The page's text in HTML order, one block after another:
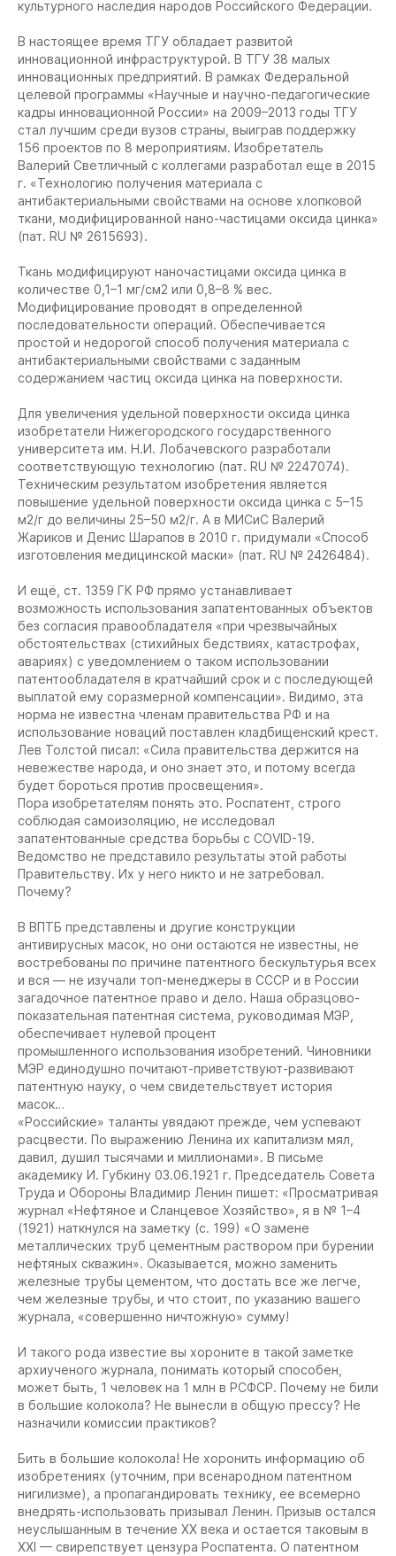
культурного наследия народов Российского Федерации.
В настоящее время ТГУ обладает развитой
инновационной инфраструктурой. В ТГУ 38 малых
инновационных предприятий. В рамках Федеральной
целевой программы «Научные и научно-педагогические
кадры инновационной России» на 2009–2013 годы ТГУ
стал лучшим среди вузов страны, выиграв поддержку
156 проектов по 8 мероприятиям. Изобретатель
Валерий Светличный с коллегами разработал еще в 2015
г. «Технологию получения материала с
антибактериальными свойствами на основе хлопковой
ткани, модифицированной нано-частицами оксида цинка»
(пат. RU № 2615693).
Ткань модифицируют наночастицами оксида цинка в
количестве 0,1–1 мг/см2 или 0,8–8 % вес.
Модифицирование проводят в определенной
последовательности операций. Обеспечивается
простой и недорогой способ получения материала с
антибактериальными свойствами с заданным
содержанием частиц оксида цинка на поверхности.
Для увеличения удельной поверхности оксида цинка
изобретатели Нижегородского государственного
университета им. Н.И. Лобачевского разработали
соответствующую технологию (пат. RU № 2247074).
Техническим результатом изобретения является
повышение удельной поверхности оксида цинка с 5–15
м2/г до величины 25–50 м2/г. А в МИСиС Валерий
Жариков и Денис Шарапов в 2010 г. придумали «Способ
изготовления медицинской маски» (пат. RU № 2426484).
И ещё, ст. 1359 ГК РФ прямо устанавливает
возможность использования запатентованных объектов
без согласия правообладателя «при чрезвычайных
обстоятельствах (стихийных бедствиях, катастрофах,
авариях) с уведомлением о таком использовании
патентообладателя в кратчайший срок и с последующей
выплатой ему соразмерной компенсации». Видимо, эта
норма не известна членам правительства РФ и на
использование новаций поставлен кладбищенский крест.
Лев Толстой писал: «Сила правительства держится на
невежестве народа, и оно знает это, и потому всегда
будет бороться против просвещения».
Пора изобретателям понять это. Роспатент, строго
соблюдая самоизоляцию, не исследовал
запатентованные средства борьбы с COVID-19.
Ведомство не представило результаты этой работы
Правительству. Их у него никто и не затребовал.
Почему?
В ВПТБ представлены и другие конструкции
антивирусных масок, но они остаются не известны, не
востребованы по причине патентного бескультурья всех
и вся — не изучали топ-менеджеры в СССР и в России
загадочное патентное право и дело. Наша образцово-
показательная патентная система, руководимая МЭР,
обеспечивает нулевой процент
промышленного использования изобретений. Чиновники
МЭР единодушно почитают-приветствуют-развивают
патентную науку, о чем свидетельствует история
масок…
«Российские» таланты увядают прежде, чем успевают
расцвести. По выражению Ленина их капитализм мял,
давил, душил тысячами и миллионами». В письме
академику И. Губкину 03.06.1921 г. Председатель Совета
Труда и Обороны Владимир Ленин пишет: «Просматривая
журнал «Нефтяное и Сланцевое Хозяйство», я в № 1–4
(1921) наткнулся на заметку (с. 199) «О замене
металлических труб цементным раствором при бурении
нефтяных скважин». Оказывается, можно заменить
железные трубы цементом, что достать все же легче,
чем железные трубы, и что стоит, по указанию вашего
журнала, «совершенно ничтожную» сумму!
И такого рода известие вы хороните в такой заметке
архиученого журнала, понимать который способен,
может быть, 1 человек на 1 млн в РСФСР. Почему не били
в большие колокола? Не вынесли в общую прессу? Не
назначили комиссии практиков?
Бить в большие колокола! Не хоронить информацию об
изобретениях (уточним, при всенародном патентном
нигилизме), а пропагандировать технику, ее всемерно
внедрять-использовать призывал Ленин. Призыв остался
неуслышанным в течение ХХ века и остается таковым в
ХХI — свирепствует цензура Роспатента. О патентном